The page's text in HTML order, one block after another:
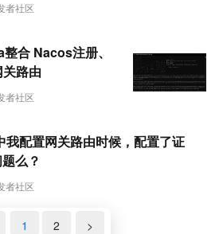
者社区
者社区
合 Nacos注册、
路由
者社区
配置网关路由时候，配置了证
么？
1 2 >